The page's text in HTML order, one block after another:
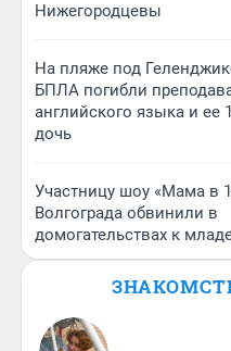
Нижегородцевы
На пляже под
БПЛА погибли
английского языка и ее
дочь
Участницу шоу «Мама в
Волгограда обвинили в
домогательствах к